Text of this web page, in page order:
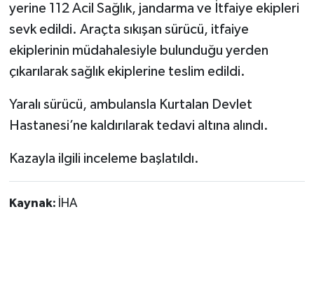
yerine 112 Acil Sağlık, jandarma ve İtfaiye ekipleri
sevk edildi. Araçta sıkışan sürücü, itfaiye
ekiplerinin müdahalesiyle bulunduğu yerden
çıkarılarak sağlık ekiplerine teslim edildi.
Yaralı sürücü, ambulansla Kurtalan Devlet
Hastanesi’ne kaldırılarak tedavi altına alındı.
Kazayla ilgili inceleme başlatıldı.
Kaynak: İHA